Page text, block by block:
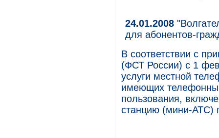
24.01.2008
для абонентов-
В соответствии с
(ФСТ России) с 1
услуги местной
имеющих
пользования,
станцию (мини-АТС)